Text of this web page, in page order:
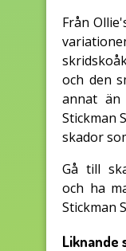
Från
och den
annat än
Stickman
skador
Gå till
och ha
Stickman
Liknande